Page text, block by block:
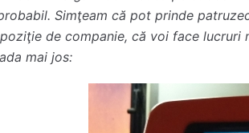
Simţeam că pot prinde
de companie, că voi face lucruri
mai jos: